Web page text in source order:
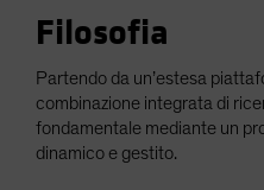
Filosofia
Partendo da un’estesa
combinazione integrata di
fondamentale mediante un
dinamico e gestito.